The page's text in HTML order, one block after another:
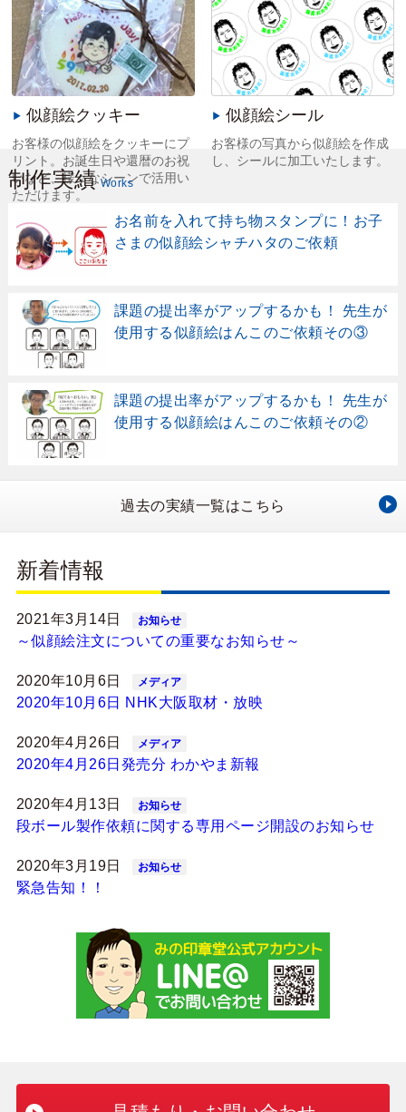
作成してお名前代わりに便箋や
プレゼントに使用できます！
た方への贈り物など、大切な方
へのプレゼントに最適です！
似顔絵クッキー
お客様の似顔絵をクッキーにプ
リント。お誕生日や還暦のお祝
いなど、様々なシーンで活用い
ただけます。
似顔絵シール
お客様の写真から似顔絵を作成
し、シールに加工いたします。
制作実績 Works
お名前を入れて持ち物スタンプに！お子
さまの似顔絵シャチハタのご依頼
課題の提出率がアップするかも！ 先生が
使用する似顔絵はんこのご依頼その③
課題の提出率がアップするかも！ 先生が
使用する似顔絵はんこのご依頼その②
過去の実績一覧はこちら
新着情報
2021年3月14日 お知らせ
～似顔絵注文についての重要なお知らせ～
2020年10月6日 メディア
2020年10月6日 NHK大阪取材・放映
2020年4月26日 メディア
2020年4月26日発売分 わかやま新報
2020年4月13日 お知らせ
段ボール製作依頼に関する専用ページ開設のお知らせ
2020年3月19日 お知らせ
緊急告知！！